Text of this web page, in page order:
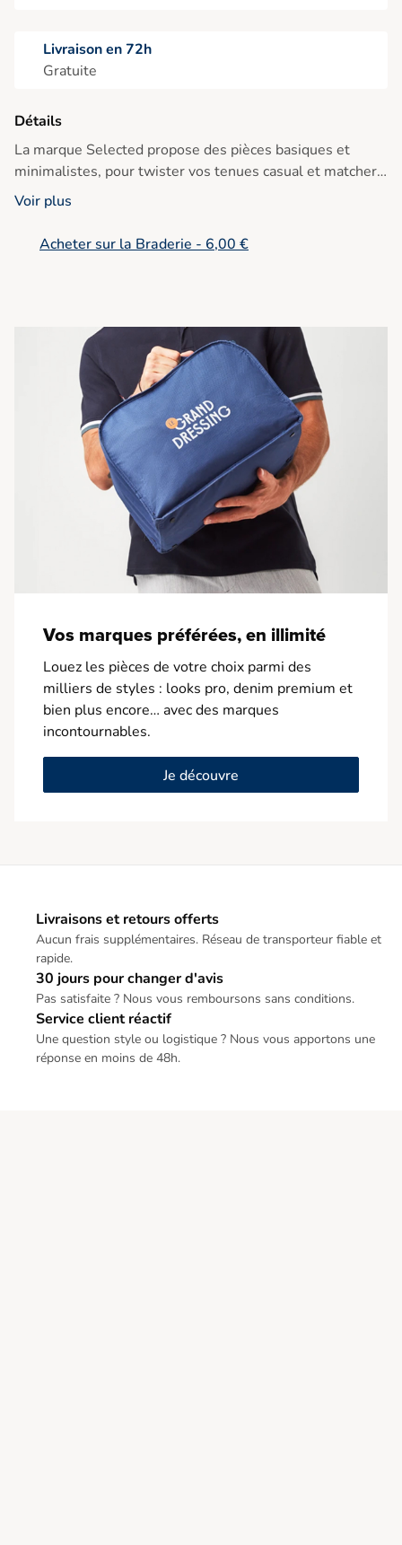
Livraison en 72h
Gratuite
Détails
La marque Selected propose des pièces basiques et
minimalistes, pour twister vos tenues casual et matcher
Voir plus
Acheter sur la Braderie - 6,00 €
Vos marques préférées, en illimité
Louez les pièces de votre choix parmi des
milliers de styles : looks pro, denim premium et
bien plus encore… avec des marques
incontournables.
Je découvre
Livraisons et retours offerts
Aucun frais supplémentaires. Réseau de transporteur fiable et
rapide.
30 jours pour changer d'avis
Pas satisfaite ? Nous vous remboursons sans conditions.
Service client réactif
Une question style ou logistique ? Nous vous apportons une
réponse en moins de 48h.